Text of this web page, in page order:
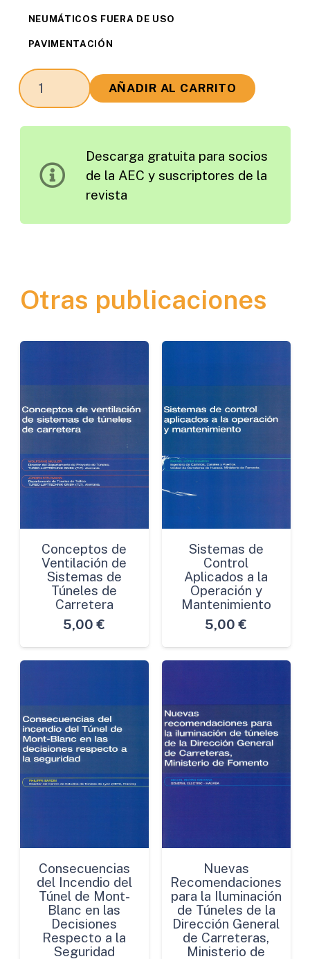
NEUMÁTICOS FUERA DE USO
PAVIMENTACIÓN
La
Autovía
Vertebrando
AÑADIR AL CARRITO
Descarga gratuita para socios
de la AEC y suscriptores de la
revista
Otras publicaciones
Conceptos de
Ventilación de
Sistemas de
Túneles de
Carretera
5,00 €
Sistemas de
Control
Aplicados a la
Operación y
Mantenimiento
5,00 €
Consecuencias
del Incendio del
Túnel de Mont-
Blanc en las
Decisiones
Respecto a la
Seguridad
Nuevas
Recomendaciones
para la Iluminación
de Túneles de la
Dirección General
de Carreteras,
Ministerio de